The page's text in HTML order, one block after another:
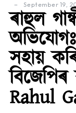
September 19,
ৰাহুল
সহায়
Rahul